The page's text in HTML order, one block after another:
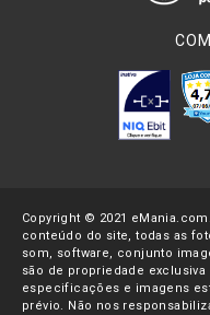
Copyright © 2021
conteúdo do site, todas as
som, software, conjunto
são de propriedade
especificações e imagens
prévio. Não nos